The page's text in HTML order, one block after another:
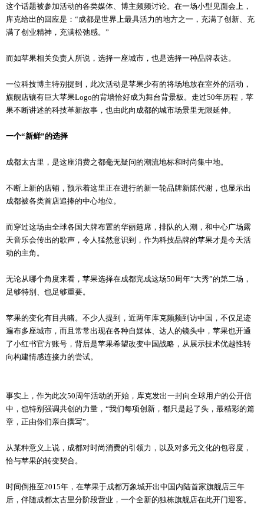
这个话题被参加活动的各类媒体、博主频频讨论。在一场小型见面会上，
库克给出的回应是：“成都是世界上最具活力的地方之一，充满了创新、充
满了创业精神，充满松弛感。”
而如苹果相关负责人所说，选择一座城市，也是选择一种品牌表达。
一位科技博主特别提到，此次活动是苹果少有的将场地放在室外的活动，
旗舰店镶有巨大苹果Logo的背墙恰好成为舞台背景板。走过50年历程，苹
果不断讲述的科技革新故事，也由此向成都的城市场景里无限延伸。
一个“新鲜”的选择
成都太古里，是这座消费之都毫无疑问的潮流地标和时尚集中地。
不断上新的店铺，预示着这里正在进行的新一轮品牌新陈代谢，也显示出
成都被各类首店追捧的中心地位。
而穿过这场由全球各国大牌布置的华丽筵席，排队的人潮，和中心广场露
天音乐会传出的歌声，令人猛然意识到，作为科技品牌的苹果才是今天活
动的主角。
无论从哪个角度来看，苹果选择在成都完成这场50周年“大秀”的第二场，
足够特别、也足够重要。
苹果的变化有目共睹。不少人提到，近两年库克频频到访中国，不仅足迹
遍布多座城市，而且常常出现在各种自媒体、达人的镜头中，苹果也开通
了小红书官方账号，背后是苹果希望改变中国战略，从展示技术优越性转
向构建情感连接力的尝试。
事实上，作为此次50周年活动的开始，库克发出一封向全球用户的公开信
中，也特别强调共创的力量，“我们每项创新，都只是起了头，最精彩的篇
章，正由你们亲自撰写”。
从某种意义上说，成都对时尚消费的引领力，以及对多元文化的包容度，
恰与苹果的转变契合。
时间倒推至2015年，在苹果于成都万象城开出中国内陆首家旗舰店三年
后，伴随成都太古里分阶段营业，一个全新的独栋旗舰店在此开门迎客。